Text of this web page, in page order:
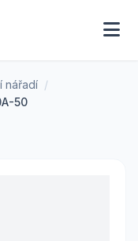
nářadí
50